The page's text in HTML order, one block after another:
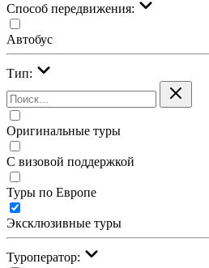
Cпособ передвижения:
Автобус
Тип:
Оригинальные туры
С визовой поддержкой
Туры по Европе
Эксклюзивные туры
Туроператор: